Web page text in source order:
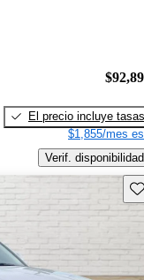
El precio incluye tasas
$1,855/mes
Verif. disponibilidad